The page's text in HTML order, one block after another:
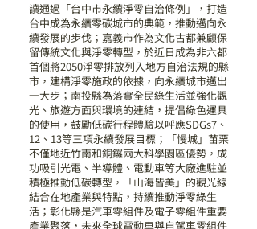
讀通過「台中市永續淨零自治條例」，打造
台中成為永續零碳城市的典範，推動邁向永
續發展的步伐；嘉義市作為文化古都兼顧保
留傳統文化與淨零轉型，於近日成為非六都
首個將2050淨零排放列入地方自治法規的縣
市，建構淨零施政的依據，向永續城市邁出
一大步；南投縣為落實全民綠生活並強化觀
光、旅遊方面與環境的連結，提倡綠色運具
的使用，鼓勵低碳行程體驗以呼應SDGs7、
12、13等三項永續發展目標；「慢城」苗栗
不僅地近竹南和銅鑼兩大科學園區優勢，成
功吸引光電、半導體、電動車等大廠進駐並
積極推動低碳轉型，「山海皆美」的觀光線
結合在地產業與特點，持續推動淨零綠生
活；彰化縣是汽車零組件及電子零組件重要
產業聚落，未來全球電動車與自駕車零組件